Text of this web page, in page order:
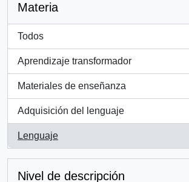
Materia
Todos
Aprendizaje transformador
, 1 resultados
Materiales de enseñanza
, 1 resultados
Adquisición del lenguaje
, 1 resultados
Lenguaje
, 1 resultados
Nivel de descripción